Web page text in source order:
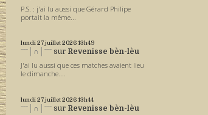
P.S. : j'ai lu aussi que Gérard Philipe
portait la même...
lundi 27juillet 2026 13h49
ˉˉˉ│∩│ˉˉˉ sur Revenisse bèn-lèu
J'ai lu aussi que ces matches avaient lieu
le dimanche....
lundi 27juillet 2026 13h44
ˉˉˉ│∩│ˉˉˉ sur Revenisse bèn-lèu